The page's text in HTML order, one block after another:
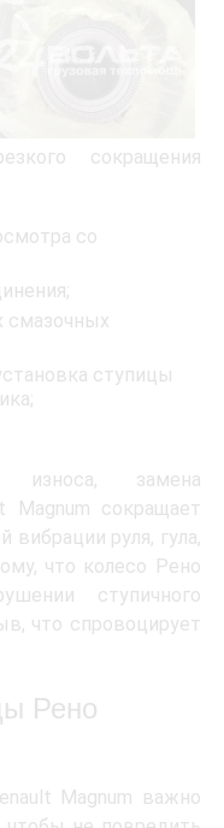
сокращения
со
смазочных
ступицы
износа, замена
Magnum сокращает
вибрации руля, гула,
что колесо Рено
ступичного
что спровоцирует
Рено
Magnum важно